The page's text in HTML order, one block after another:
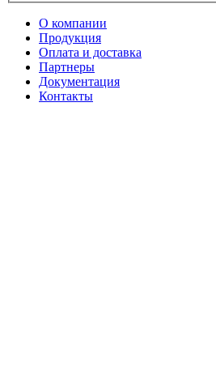
О компании
Продукция
Оплата и доставка
Партнеры
Документация
Контакты